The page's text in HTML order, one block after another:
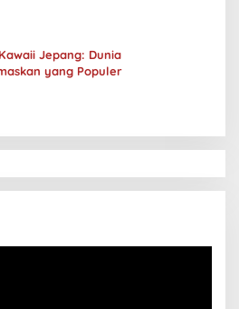
Jepang: Dunia
yang Populer